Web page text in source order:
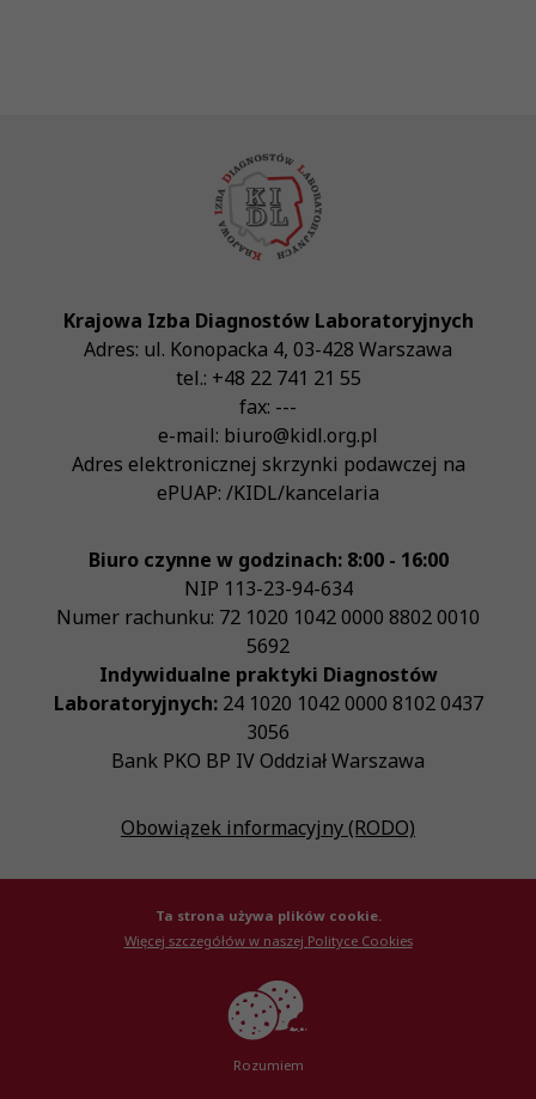
Krajowa Izba Diagnostów Laboratoryjnych
Adres: ul. Konopacka 4, 03-428 Warszawa
tel.: +48 22 741 21 55
fax: ---
e-mail: biuro@kidl.org.pl
Adres elektronicznej skrzynki podawczej na
ePUAP: /KIDL/kancelaria
Biuro czynne w godzinach: 8:00 - 16:00
NIP 113-23-94-634
Numer rachunku: 72 1020 1042 0000 8802 0010
5692
Indywidualne praktyki Diagnostów
Laboratoryjnych:24 1020 1042 0000 8102 0437
3056
Bank PKO BP IV Oddział Warszawa
Obowiązek informacyjny (RODO)
© Krajowa Izba Diagnostów Laboratoryjnych 2026
Created by
Ta strona używa plików cookie.
Więcej szczegółów w naszej Polityce Cookies
Rozumiem